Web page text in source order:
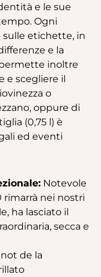
e le sue
Ogni
sulle etichette, in
e la
inoltre
e scegliere il
o
oppure di
(0,75 l) è
ed eventi
Notevole
rimarrà nei nostri
ha lasciato il
secca e
de la